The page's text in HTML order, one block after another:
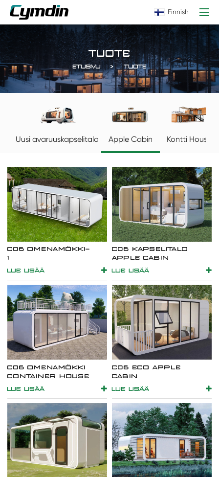
Finnish
TUOTE
ETUSIVU TUOTE
Uusi avaruuskapselitalo Apple Cabin Kontti House
C06 OMENAMÖKKI-
1
LUE LISÄÄ
C06 KAPSELITALO
APPLE CABIN
LUE LISÄÄ
C06 OMENAMÖKKI
CONTAINER HOUSE
LUE LISÄÄ
C06 ECO APPLE
CABIN
LUE LISÄÄ